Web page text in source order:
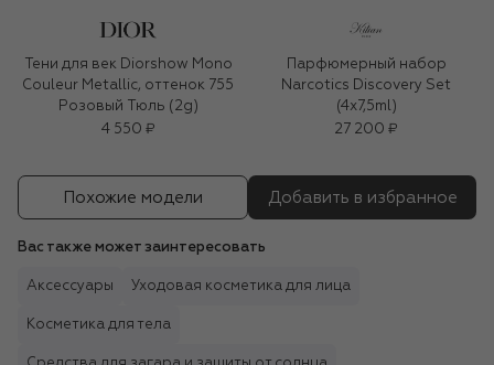
Тени для век Diorshow Mono
Couleur Metallic, оттенок 755
Розовый Тюль (2g)
4 550 ₽
Парфюмерный набор
Narcotics Discovery Set
(4x7,5ml)
27 200 ₽
Похожие модели Добавить в избранное
Вас также может заинтересовать
Аксессуары Уходовая косметика для лица
Косметика для тела